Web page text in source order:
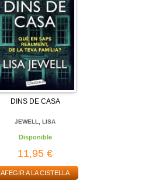
DINS DE CASA
JEWELL, LISA
Disponible
11,95 €
AFEGIR A LA CISTELLA